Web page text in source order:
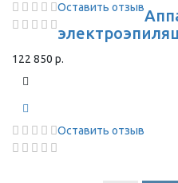
Оставить отзыв
122 850 р.
Оставить отзыв